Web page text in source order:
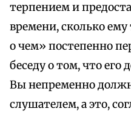
терпением и
времени, сколько ему
о чем» постепенно
беседу о том, что его
Вы непременно
слушателем, а это,